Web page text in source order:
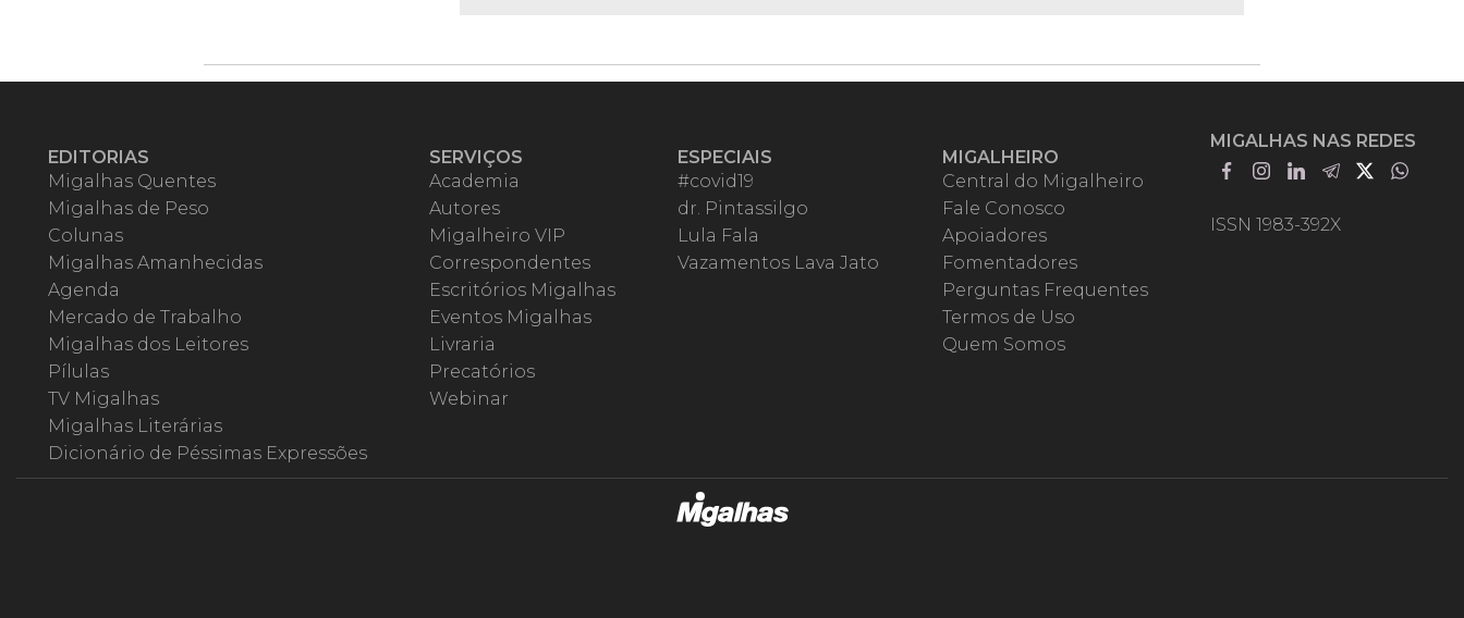
EDITORIAS
Migalhas Quentes
Migalhas de Peso
Colunas
Migalhas Amanhecidas
Agenda
Mercado de Trabalho
Migalhas dos Leitores
Pílulas
TV Migalhas
Migalhas Literárias
Dicionário de Péssimas Expressões
SERVIÇOS
Academia
Autores
Migalheiro VIP
Correspondentes
Escritórios Migalhas
Eventos Migalhas
Livraria
Precatórios
Webinar
ESPECIAIS
#covid19
dr. Pintassilgo
Lula Fala
Vazamentos Lava Jato
MIGALHEIRO
Central do Migalheiro
Fale Conosco
Apoiadores
Fomentadores
Perguntas Frequentes
Termos de Uso
Quem Somos
MIGALHAS NAS REDES
ISSN 1983-392X